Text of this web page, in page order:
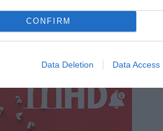
CONFIRM
Data Deletion Data Access
o desconforto nas mãos
para quem joga várias
Pub